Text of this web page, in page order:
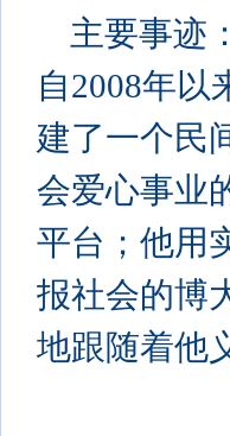
主要事迹
自2008年
建了一个民
会爱心事业
平台；他用
报社会的博
地跟随着他